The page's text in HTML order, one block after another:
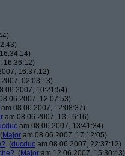
16:36:12)
16:37:12)
02:03:13)
10:21:54)
12:07:53)
am 08.06.2007, 12:08:37)
am 08.06.2007, 13:16:16)
am 08.06.2007, 13:41:34)
(Major am 08.06.2007, 17:12:05)
(ducduc am 08.06.2007, 22:37:12)
(Major am 12.06.2007, 15:30:43)